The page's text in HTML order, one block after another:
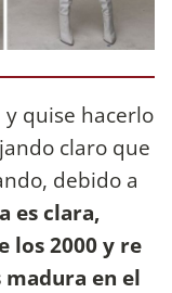
y quise hacerlo
claro que
debido a
es clara,
los 2000 y re
en el